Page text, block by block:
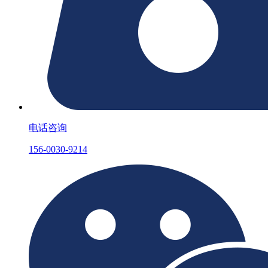
电话咨询
156-0030-9214